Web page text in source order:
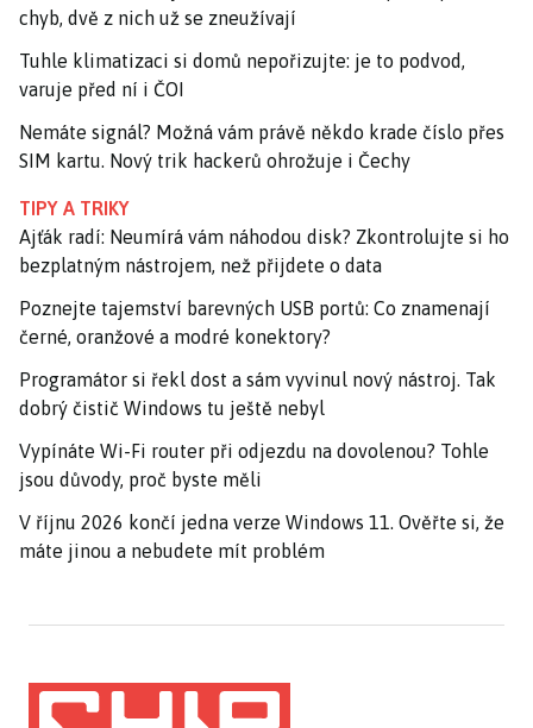
chyb, dvě z nich už se zneužívají
Tuhle klimatizaci si domů nepořizujte: je to podvod,
varuje před ní i ČOI
Nemáte signál? Možná vám právě někdo krade číslo přes
SIM kartu. Nový trik hackerů ohrožuje i Čechy
TIPY A TRIKY
Ajťák radí: Neumírá vám náhodou disk? Zkontrolujte si ho
bezplatným nástrojem, než přijdete o data
Poznejte tajemství barevných USB portů: Co znamenají
černé, oranžové a modré konektory?
Programátor si řekl dost a sám vyvinul nový nástroj. Tak
dobrý čistič Windows tu ještě nebyl
Vypínáte Wi-Fi router při odjezdu na dovolenou? Tohle
jsou důvody, proč byste měli
V říjnu 2026 končí jedna verze Windows 11. Ověřte si, že
máte jinou a nebudete mít problém